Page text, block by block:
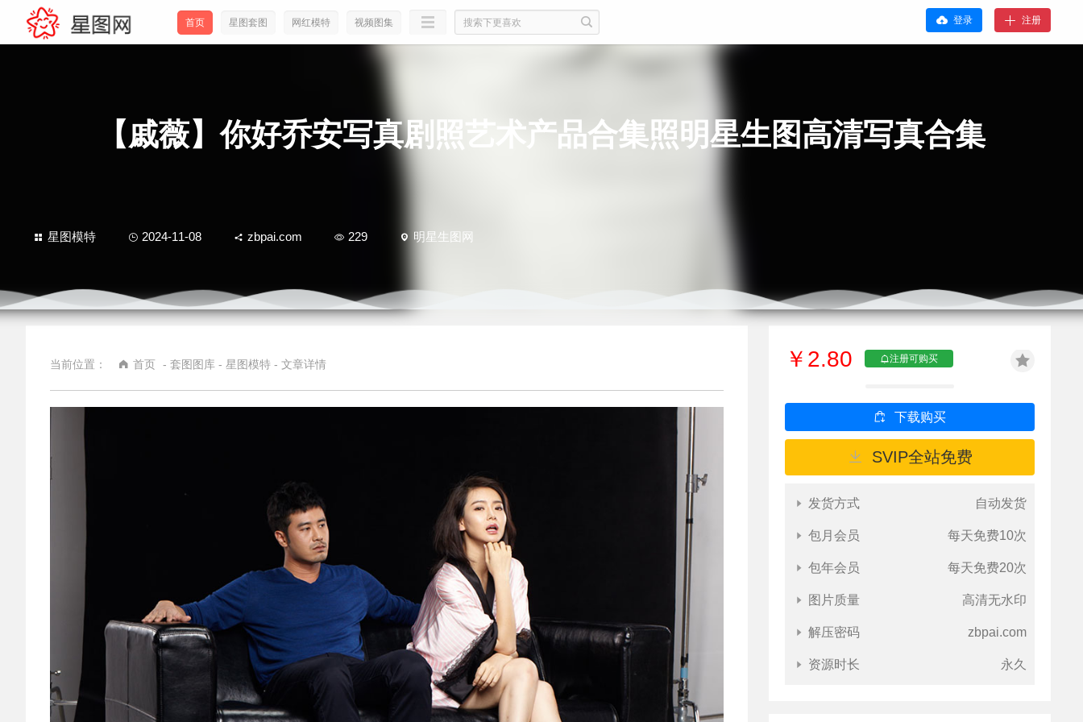
首页 星图套图 网红模特 视频图集 登录 注册
【戚薇】你好乔安写真剧照艺术产品合集照明星生图高清写真合集
星图模特 2024-11-08 zbpai.com 229 明星生图网
当前位置： 首页 - 套图图库 - 星图模特 - 文章详情 ￥2.80 注册可购买
下载购买
SVIP全站免费
发货方式 自动发货
包月会员 每天免费10次
包年会员 每天免费20次
图片质量 高清无水印
解压密码 zbpai.com
资源时长 永久